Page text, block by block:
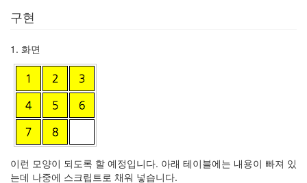
구현
1. 화면
이런 모양이 되도록 할 예정입니다. 아래 테이블에는 내용이 빠져 있
는데 나중에 스크립트로 채워 넣습니다.